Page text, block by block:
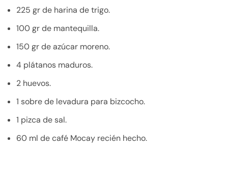
225 gr de harina de trigo.
100 gr de mantequilla.
150 gr de azúcar moreno.
4 plátanos maduros.
2 huevos.
1 sobre de levadura para bizcocho.
1 pizca de sal.
60 ml de café Mocay recién hecho.